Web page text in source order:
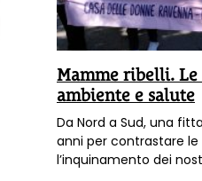
Mamme ribelli.
ambiente e salute
Da Nord a Sud, una
anni per contrastare
l’inquinamento dei